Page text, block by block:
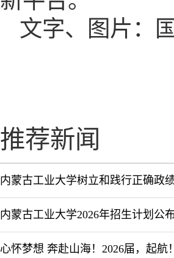
文字、图片：
推荐新闻
内蒙古工业大学树立和践行正确政
内蒙古工业大学2026年招生计划公布
心怀梦想 奔赴山海！2026届，起航！